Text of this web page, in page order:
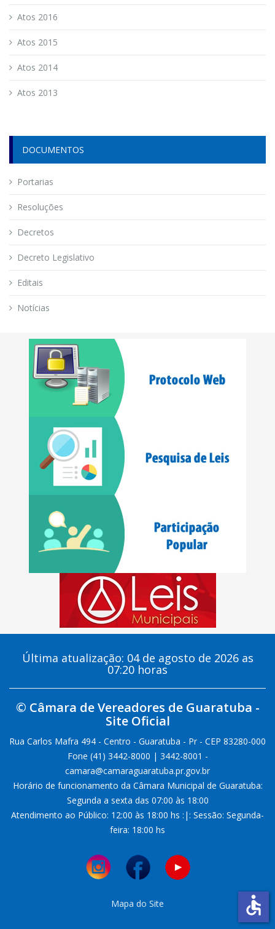
Atos 2016
Atos 2015
Atos 2014
Atos 2013
DOCUMENTOS
Portarias
Resoluções
Decretos
Decreto Legislativo
Editais
Notícias
Última atualização: 04 de agosto de 2026 as
07:20 horas
© Câmara de Vereadores de Guaratuba -
Site Oficial
Rua Carlos Mafra 494 - Centro - Guaratuba - Pr - CEP 83280-000
Fone (41) 3442-8000 | 3442-8001 -
camara@camaraguaratuba.pr.gov.br
Horário de funcionamento da Câmara Municipal de Guaratuba:
Segunda a sexta das 07:00 às 18:00
Atendimento ao Público: 12:00 às 18:00 hs :|: Sessão: Segunda-
feira: 18:00 hs
Mapa do Site accessible